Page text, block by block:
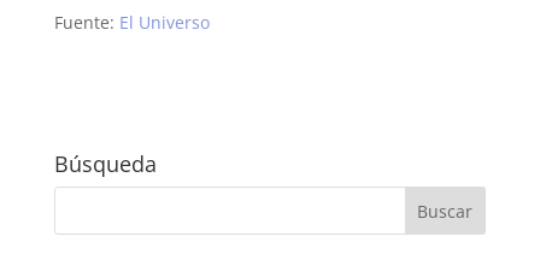
Fuente: El Universo
Búsqueda